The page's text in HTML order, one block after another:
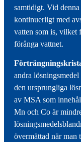
samtidigt. Vid
kontinuerligt med
vatten som is, vilket
förånga vattnet.
andra
den ursprungliga
av MSA som
Mn och Co är
övermättad när man